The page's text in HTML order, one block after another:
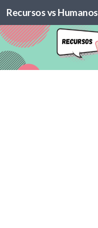
Skip to content
Recursos vs Humanos